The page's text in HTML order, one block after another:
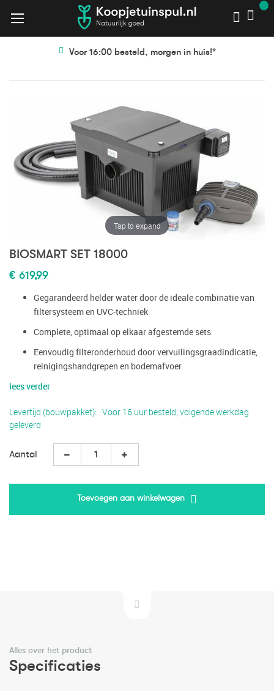
Voor 16:00 besteld, morgen in huis!*
BIOSMART SET 18000
€ 619,99
Gegarandeerd helder water door de ideale combinatie van
filtersysteem en UVC-techniek
Complete, optimaal op elkaar afgestemde sets
Eenvoudig filteronderhoud door vervuilingsgraadindicatie,
reinigingshandgrepen en bodemafvoer
lees verder
Levertijd (bouwpakket)
Voor 16 uur besteld, volgende werkdag
geleverd
Aantal
Toevoegen aan winkelwagen
van
de
afbeeldingen-
van
de
afbeeldingen-
Tap to expand
Alles over het product
Specificaties